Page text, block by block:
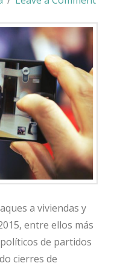
a viviendas y
entre ellos más
de partidos
cierres de